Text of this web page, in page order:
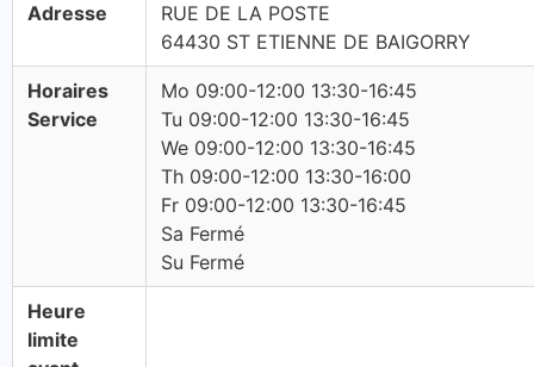
Adresse
RUE DE LA POSTE
64430 ST ETIENNE DE BAIGORRY
Horaires
Service
Mo 09:00-12:00 13:30-16:45
Tu 09:00-12:00 13:30-16:45
We 09:00-12:00 13:30-16:45
Th 09:00-12:00 13:30-16:00
Fr 09:00-12:00 13:30-16:45
Sa Fermé
Su Fermé
Heure
limite